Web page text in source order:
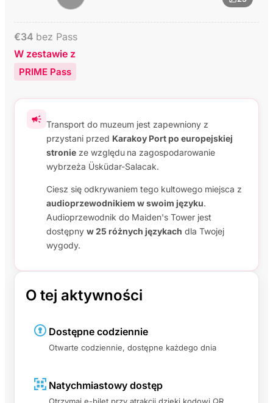
€34 bez Pass
W zestawie z
PRIME Pass
Transport do muzeum jest zapewniony z
przystani przed Karakoy Port po europejskiej
stronie ze względu na zagospodarowanie
wybrzeża Üsküdar-Salacak.
Ciesz się odkrywaniem tego kultowego miejsca z
audioprzewodnikiem w swoim języku.
Audioprzewodnik do Maiden's Tower jest
dostępny w 25 różnych językach dla Twojej
wygody.
O tej aktywności
Dostępne codziennie
Otwarte codziennie, dostępne każdego dnia
Natychmiastowy dostęp